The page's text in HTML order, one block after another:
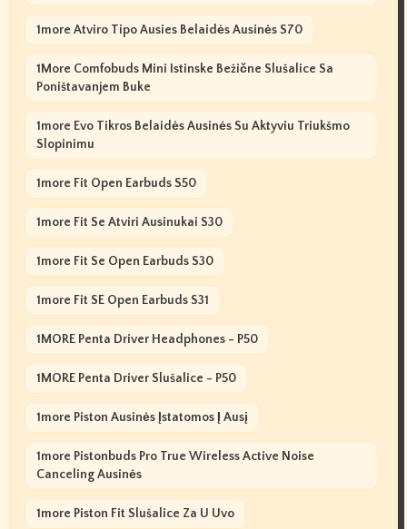
1more Atviro Tipo Ausies Belaidės Ausinės S70
1More Comfobuds Mini Istinske Bežične Slušalice Sa
Poništavanjem Buke
1more Evo Tikros Belaidės Ausinės Su Aktyviu Triukšmo
Slopinimu
1more Fit Open Earbuds S50
1more Fit Se Atviri Ausinukai S30
1more Fit Se Open Earbuds S30
1more Fit SE Open Earbuds S31
1MORE Penta Driver Headphones - P50
1MORE Penta Driver Slušalice - P50
1more Piston Ausinės Įstatomos Į Ausį
1more Pistonbuds Pro True Wireless Active Noise
Canceling Ausinės
1more Piston Fit Slušalice Za U Uvo